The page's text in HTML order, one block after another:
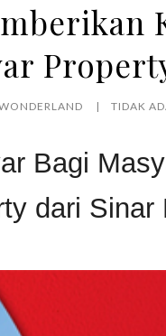
TIDAK
Bagi
dari Sinar